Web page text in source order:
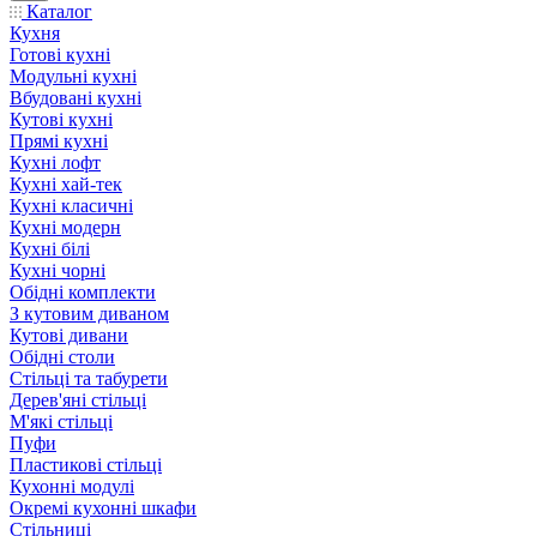
Каталог
Кухня
Готові кухні
Модульні кухні
Вбудовані кухні
Кутові кухні
Прямі кухні
Кухні лофт
Кухні хай-тек
Кухні класичні
Кухні модерн
Кухні білі
Кухні чорні
Обідні комплекти
З кутовим диваном
Кутові дивани
Обідні столи
Стільці та табурети
Дерев'яні стільці
М'які стільці
Пуфи
Пластикові стільці
Кухонні модулі
Окремі кухонні шкафи
Стільниці